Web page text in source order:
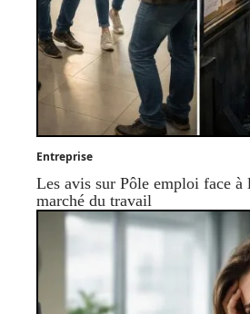
Entreprise
Les avis sur Pôle emploi face à
marché du travail